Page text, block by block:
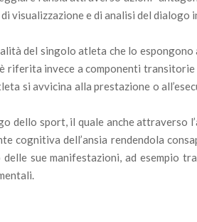
visualizzazione e di analisi del dialogo
del singolo atleta che lo espongono
riferita invece a componenti transitorie
si avvicina alla prestazione o
dello sport, il quale anche attraverso
cognitiva dell’ansia rendendola
sue manifestazioni, ad esempio